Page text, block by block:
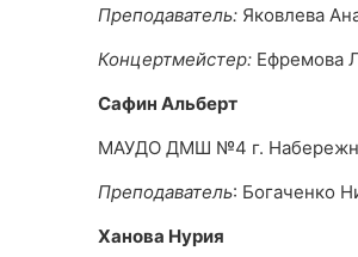
Преподаватель: Яковлева
Концертмейстер: Ефремова
Сафин Альберт
МАУДО ДМШ №4 г.
Преподаватель: Богаченко
Ханова Нурия